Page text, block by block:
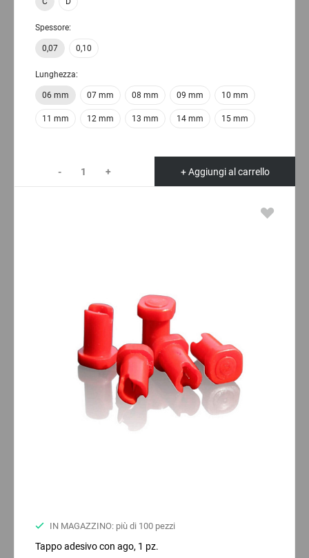
Spessore:
0,07 0,10
Lunghezza:
06 mm 07 mm 08 mm 09 mm 10 mm
11 mm 12 mm 13 mm 14 mm 15 mm
- + + Aggiungi al carrello
IN MAGAZZINO: più di 100 pezzi
Tappo adesivo con ago, 1 pz.